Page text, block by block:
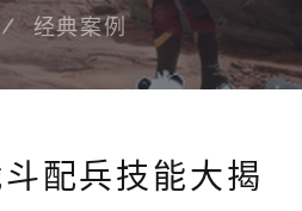
经典案例
配兵技能大揭